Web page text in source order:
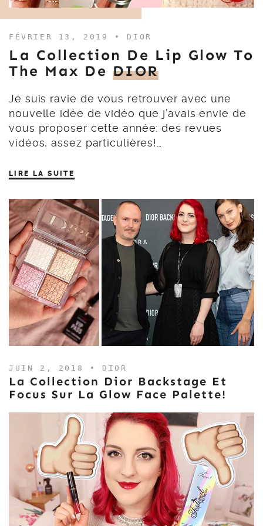
FÉVRIER 13, 2019 • DIOR
La Collection De Lip Glow To
The Max De DIOR
Je suis ravie de vous retrouver avec une
nouvelle idée de vidéo que j’avais envie de
vous proposer cette année: des revues
vidéos, assez particulières!…
LIRE LA SUITE
JUIN 2, 2018 • DIOR
La Collection Dior Backstage Et
Focus Sur La Glow Face Palette!